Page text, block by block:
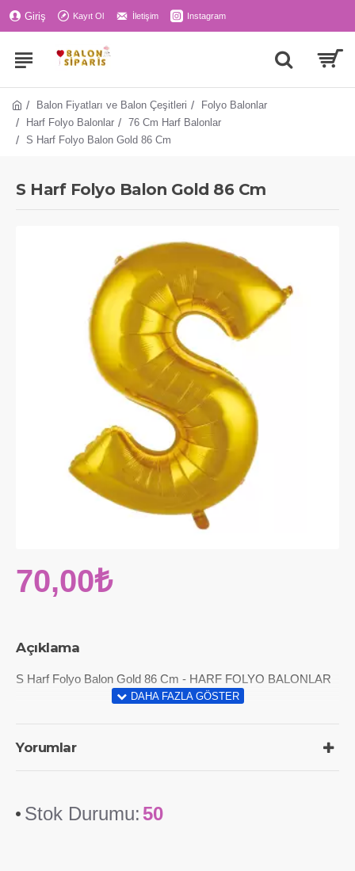
Giriş Kayıt Ol İletişim Instagram
Balon Fiyatları ve Balon Çeşitleri
Folyo Balonlar
Harf Folyo Balonlar
76 Cm Harf Balonlar
S Harf Folyo Balon Gold 86 Cm
S Harf Folyo Balon Gold 86 Cm
Açıklama
S Harf Folyo Balon Gold 86 Cm - HARF FOLYO BALONLAR
Yorumlar
Stok Durumu: 50
70,00₺